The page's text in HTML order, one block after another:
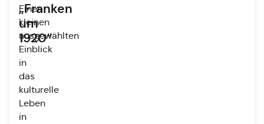
„Franken
um
1920“
Einen
kleinen
ausgewählten
Einblick
in
das
kulturelle
Leben
in